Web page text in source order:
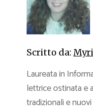
Scritto da:
Laureata in
lettrice ostinata e
tradizionali e